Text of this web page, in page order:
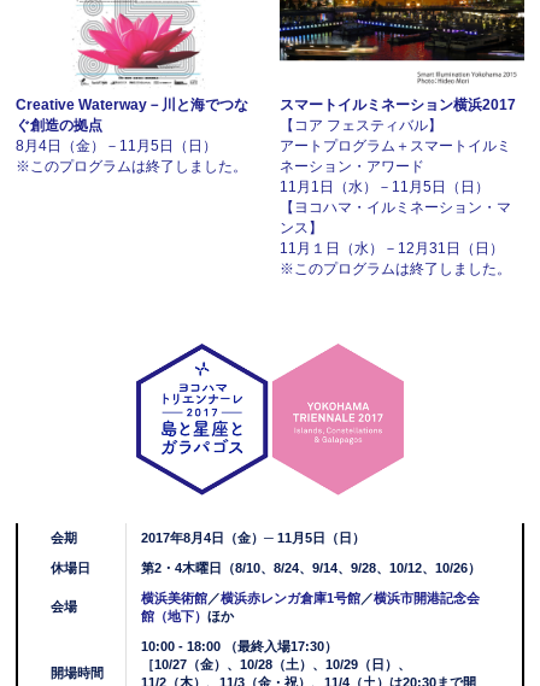
Creative Waterway－川と海でつな
ぐ創造の拠点
8月4日（金）－11月5日（日）
※このプログラムは終了しました。
スマートイルミネーション横浜2017
【コア フェスティバル】
アートプログラム＋スマートイルミ
ネーション・アワード
11月1日（水）－11月5日（日）
【ヨコハマ・イルミネーション・マ
ンス】
11月１日（水）－12月31日（日）
※このプログラムは終了しました。
会期 2017年8月4日（金）─ 11月5日（日）
休場日 第2・4木曜日（8/10、8/24、9/14、9/28、10/12、10/26）
会場
横浜美術館／横浜赤レンガ倉庫1号館／横浜市開港記念会
館（地下）ほか
開場時間
10:00 - 18:00 （最終入場17:30）
［10/27（金）、10/28（土）、10/29（日）、
11/2（木）、11/3（金・祝）、11/4（土）は20:30まで開